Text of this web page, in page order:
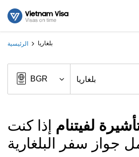
الرئيسية بلغاريا
لفيتنام إذا كنت
جواز سفر البلغارية